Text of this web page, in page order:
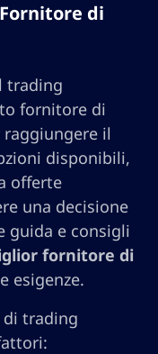
di
trading
fornitore di
il
disponibili,
offerte
una decisione
guida e consigli
fornitore di
esigenze.
trading